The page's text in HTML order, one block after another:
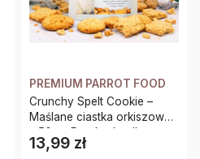
PREMIUM PARROT FOOD
Crunchy Spelt Cookie –
Maślane ciastka orkiszowe
– 50g – Przekąska dla
wszystkich papug
Cena
13,99 zł